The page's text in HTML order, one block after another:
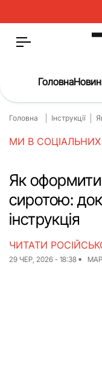
Головна
Про нас
Гроші
Інструкції
ЖКГ
Головна
Головна Інструкції
МИ В
Як
сиротою:
інструкція
29 ЧЕР, 2026 - 18:38
ЧИТАТИ